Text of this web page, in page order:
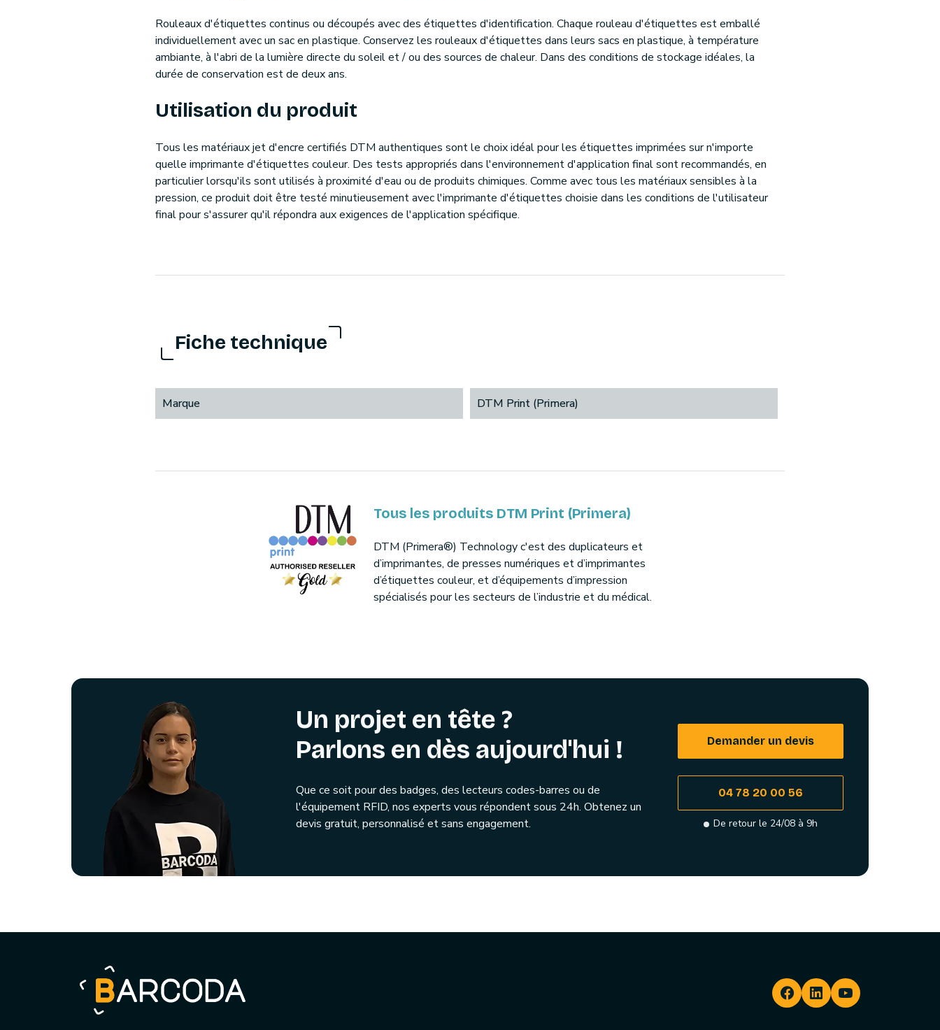
Rouleaux d'étiquettes continus ou découpés avec des étiquettes d'identification. Chaque rouleau d'étiquettes est emballé
individuellement avec un sac en plastique. Conservez les rouleaux d'étiquettes dans leurs sacs en plastique, à température
ambiante, à l'abri de la lumière directe du soleil et / ou des sources de chaleur. Dans des conditions de stockage idéales, la
durée de conservation est de deux ans.
Utilisation du produit
Tous les matériaux jet d'encre certifiés DTM authentiques sont le choix idéal pour les étiquettes imprimées sur n'importe
quelle imprimante d'étiquettes couleur. Des tests appropriés dans l'environnement d'application final sont recommandés, en
particulier lorsqu'ils sont utilisés à proximité d'eau ou de produits chimiques. Comme avec tous les matériaux sensibles à la
pression, ce produit doit être testé minutieusement avec l'imprimante d'étiquettes choisie dans les conditions de l'utilisateur
final pour s'assurer qu'il répondra aux exigences de l'application spécifique.
Fiche technique
Marque DTM Print (Primera)
Tous les produits DTM Print (Primera)
DTM (Primera®) Technology c'est des duplicateurs et
d’imprimantes, de presses numériques et d’imprimantes
d’étiquettes couleur, et d’équipements d’impression
spécialisés pour les secteurs de l’industrie et du médical.
Un projet en tête ?
Parlons en dès aujourd'hui !
Que ce soit pour des badges, des lecteurs codes-barres ou de
l'équipement RFID, nos experts vous répondent sous 24h. Obtenez un
devis gratuit, personnalisé et sans engagement.
Demander un devis
04 78 20 00 56
De retour le 24/08 à 9h